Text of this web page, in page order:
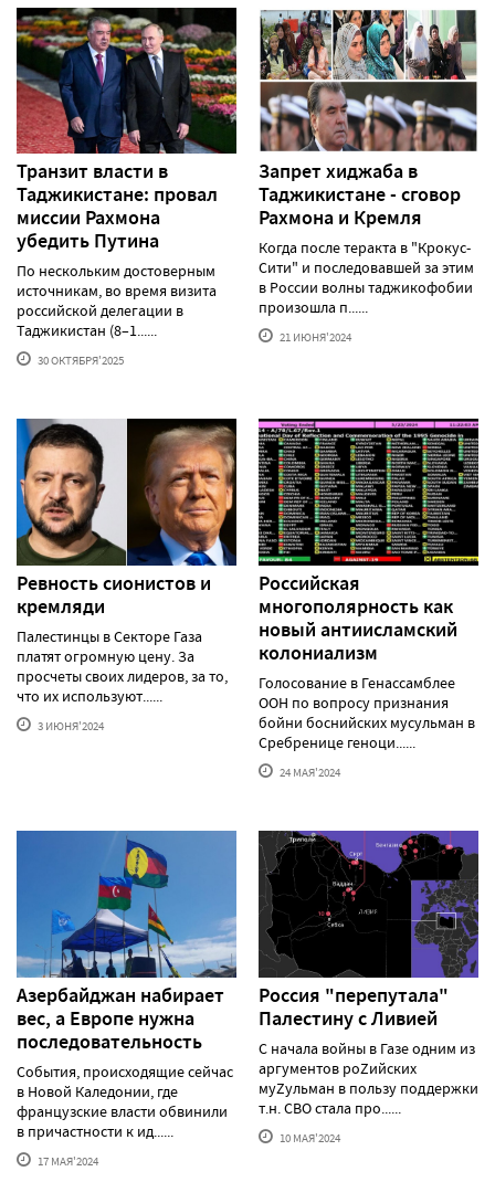
Транзит власти в
Таджикистане: провал
миссии Рахмона
убедить Путина
По нескольким достоверным
источникам, во время визита
российской делегации в
Таджикистан (8–1......
30 ОКТЯБРЯ'2025
Запрет хиджаба в
Таджикистане - сговор
Рахмона и Кремля
Когда после теракта в "Крокус-
Сити" и последовавшей за этим
в России волны таджикофобии
произошла п......
21 ИЮНЯ'2024
Ревность сионистов и
кремляди
Палестинцы в Секторе Газа
платят огромную цену. За
просчеты своих лидеров, за то,
что их используют......
3 ИЮНЯ'2024
Российская
многополярность как
новый антиисламский
колониализм
Голосование в Генассамблее
ООН по вопросу признания
бойни боснийских мусульман в
Сребренице геноци......
24 МАЯ'2024
Азербайджан набирает
вес, а Европе нужна
последовательность
События, происходящие сейчас
в Новой Каледонии, где
французские власти обвинили
в причастности к ид......
17 МАЯ'2024
Россия "перепутала"
Палестину с Ливией
С начала войны в Газе одним из
аргументов роZийских
муZульман в пользу поддержки
т.н. СВО стала про......
10 МАЯ'2024